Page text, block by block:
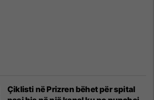
Çiklisti në Prizren bëhet për spital